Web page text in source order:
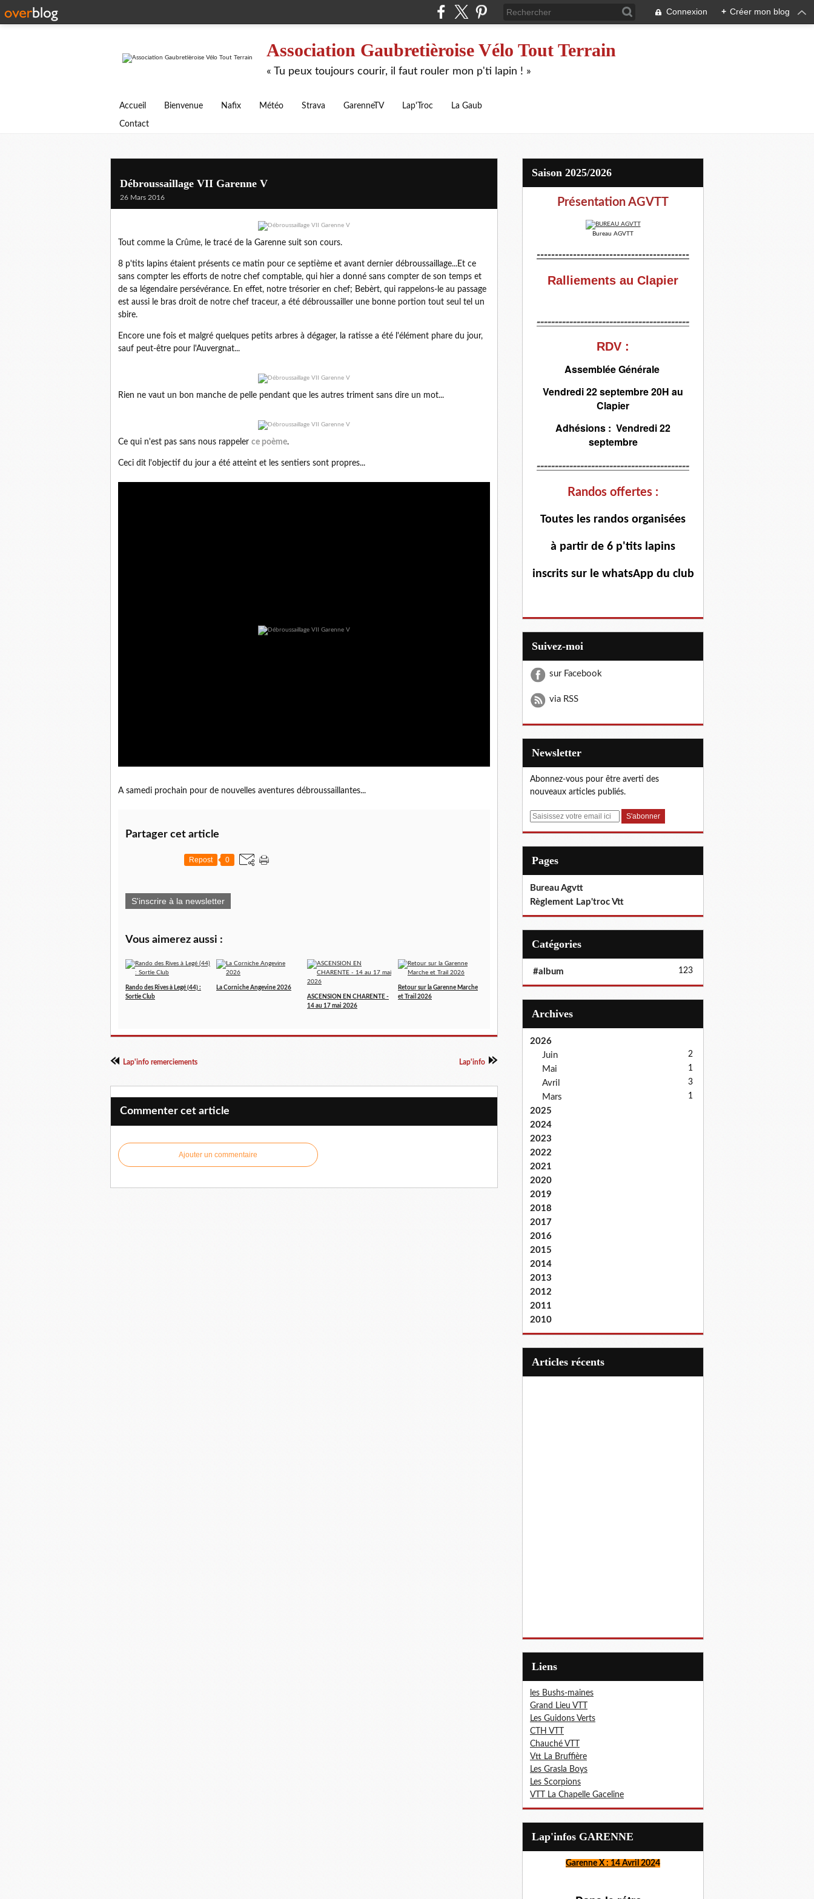
Connexion + Créer mon blog
Association Gaubretièroise Vélo Tout Terrain
« Tu peux toujours courir, il faut rouler mon p'ti lapin ! »
Accueil Bienvenue Nafix Météo Strava GarenneTV Lap'Troc La Gaub
Contact
Débroussaillage VII Garenne V
26 Mars 2016
Tout comme la Crûme, le tracé de la Garenne suit son cours.
8 p'tits lapins étaient présents ce matin pour ce septième et avant dernier débroussaillage...Et ce
sans compter les efforts de notre chef comptable, qui hier a donné sans compter de son temps et
de sa légendaire persévérance. En effet, notre trésorier en chef; Bebèrt, qui rappelons-le au passage
est aussi le bras droit de notre chef traceur, a été débroussailler une bonne portion tout seul tel un
sbire.
Encore une fois et malgré quelques petits arbres à dégager, la ratisse a été l'élément phare du jour,
sauf peut-être pour l'Auvergnat...
Rien ne vaut un bon manche de pelle pendant que les autres triment sans dire un mot...
Ce qui n'est pas sans nous rappeler ce poème.
Ceci dit l'objectif du jour a été atteint et les sentiers sont propres...
A samedi prochain pour de nouvelles aventures débroussaillantes...
Partager cet article
Repost 0
S'inscrire à la newsletter
Vous aimerez aussi :
Rando des Rives à Legé (44) :
Sortie Club
La Corniche Angevine 2026
ASCENSION EN CHARENTE -
14 au 17 mai 2026
Retour sur la Garenne Marche
et Trail 2026
Lap'info remerciements Lap'info
Commenter cet article
Ajouter un commentaire
Saison 2025/2026
Présentation AGVTT
Bureau AGVTT
------------------------------------------
Ralliements au Clapier
------------------------------------------
RDV :
Assemblée Générale
Vendredi 22 septembre 20H au
Clapier
Adhésions : Vendredi 22
septembre
------------------------------------------
Randos offertes :
Toutes les randos organisées
à partir de 6 p'tits lapins
inscrits sur le whatsApp du club
Suivez-moi
sur Facebook
via RSS
Newsletter
Abonnez-vous pour être averti des
nouveaux articles publiés.
E
Pages
Bureau Agvtt
Règlement Lap'troc Vtt
Catégories
#album 123
Archives
2026
Juin
2
Mai 1
Avril 3
Mars 1
2025
2024
2023
2022
2021
2020
2019
2018
2017
2016
2015
2014
2013
2012
2011
2010
articles récents
Liens
les Bushs-maines
Grand Lieu VTT
Les Guidons Verts
CTH VTT
Chauché VTT
Vtt La Bruffière
Les Grasla Boys
Les Scorpions
VTT La Chapelle Gaceline
Lap'infos GARENNE
Garenne X : 14 Avril 2024